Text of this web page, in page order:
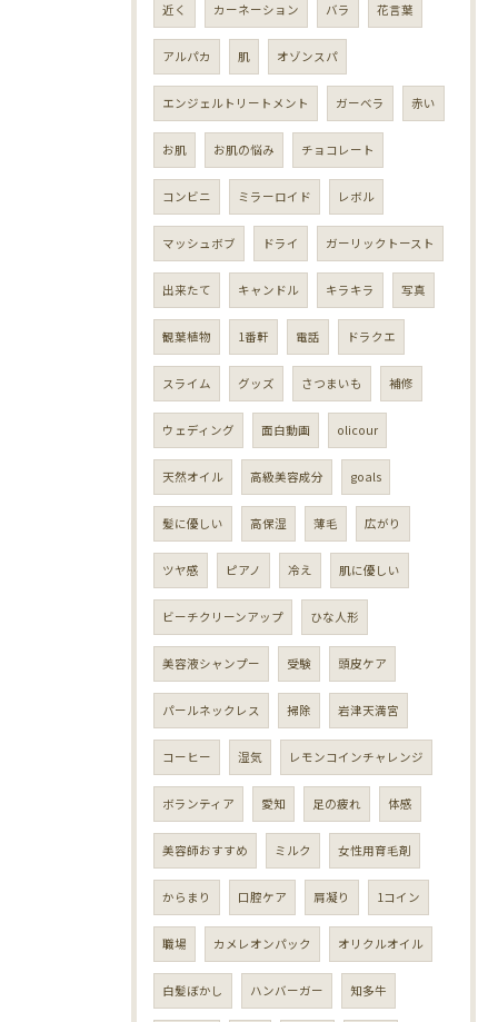
近く カーネーション バラ 花言葉
アルパカ 肌 オゾンスパ
エンジェルトリートメント ガーベラ 赤い
お肌 お肌の悩み チョコレート
コンビニ ミラーロイド レボル
マッシュボブ ドライ ガーリックトースト
出来たて キャンドル キラキラ 写真
観葉植物 1番軒 電話 ドラクエ
スライム グッズ さつまいも 補修
ウェディング 面白動画 olicour
天然オイル 高級美容成分 goals
髪に優しい 高保湿 薄毛 広がり
ツヤ感 ピアノ 冷え 肌に優しい
ビーチクリーンアップ ひな人形
美容液シャンプー 受験 頭皮ケア
パールネックレス 掃除 岩津天満宮
コーヒー 湿気 レモンコインチャレンジ
ボランティア 愛知 足の疲れ 体感
美容師おすすめ ミルク 女性用育毛剤
からまり 口腔ケア 肩凝り 1コイン
職場 カメレオンパック オリクルオイル
白髪ぼかし ハンバーガー 知多牛